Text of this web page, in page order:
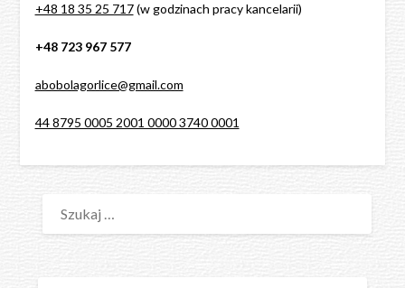
+48 18 35 25 717(w godzinach pracy kancelarii)
+48 723 967 577
abobolagorlice@gmail.com
44 8795 0005 2001 0000 3740 0001